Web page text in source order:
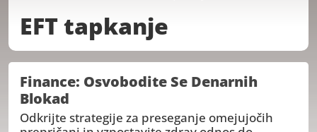
EFT tapkanje
Finance: Osvobodite Se Denarnih
Blokad
Odkrijte strategije za preseganje omejujočih